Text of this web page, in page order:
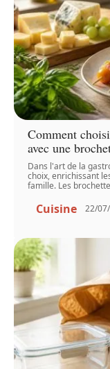
Comment
avec une
Dans l'art de la
choix, enrichissant
famille. Les
Cuisine 22/